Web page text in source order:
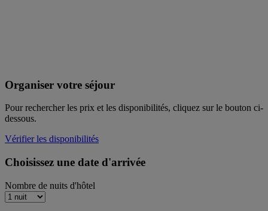
Organiser votre séjour
Pour rechercher les prix et les disponibilités, cliquez sur le bouton ci-
dessous.
Vérifier les disponibilités
Choisissez une date d'arrivée
Nombre de nuits d'hôtel